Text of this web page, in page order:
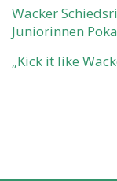
Wacker
Juniorinnen
„Kick it like